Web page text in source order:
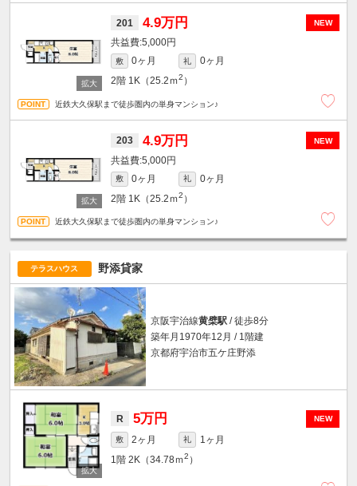
NEW
201 4.9万円
5,000円
敷 0ヶ月 礼
0ヶ月
2階 1K（25.2ｍ2 ）
近鉄大久保駅まで徒歩圏内の単身マンション♪
NEW
203 4.9万円
5,000円
敷 0ヶ月 礼
0ヶ月
2階 1K（25.2ｍ2 ）
近鉄大久保駅まで徒歩圏内の単身マンション♪
テラスハウス 野添貸家
京阪宇治線黄檗駅/ 徒歩8分
築年月1970年12月 / 1階建
京都府宇治市五ケ庄野添
NEW
R 5万円
敷 2ヶ月 礼
1ヶ月
1階 2K（34.78ｍ2 ）